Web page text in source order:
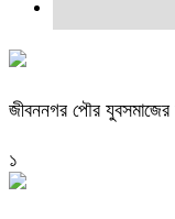
জীবননগর পৌর যুবসমাজের
১